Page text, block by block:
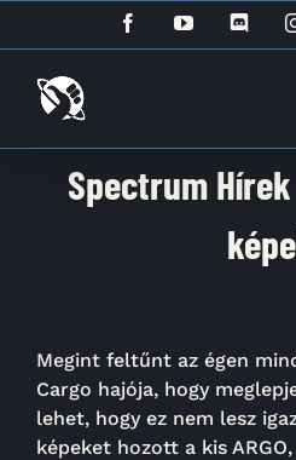
FacebookYouTube
Spectrum Hírek
Megint feltűnt az égen
Cargo hajója, hogy
lehet, hogy ez nem lesz
képeket hozott a kis